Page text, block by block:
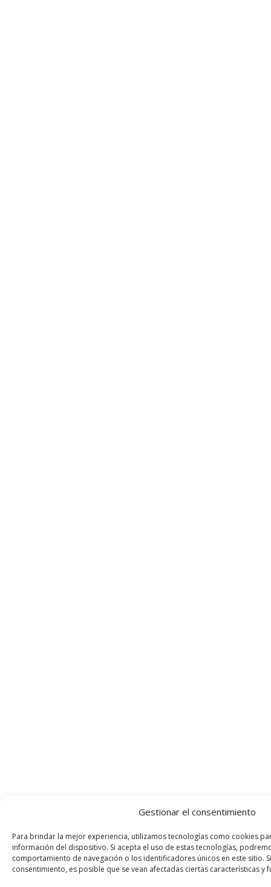
Gestionar el consentimiento
Para brindar la mejor experiencia, utilizamos tecnologías como cookies
información del dispositivo. Si acepta el uso de estas tecnologías,
comportamiento de navegación o los identificadores únicos en este sitio.
consentimiento, es posible que se vean afectadas ciertas características y